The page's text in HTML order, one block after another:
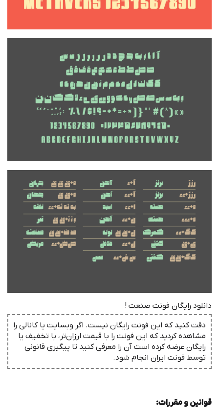
دانلود رایگان فونت صنعت !
دقت کنید که این فونت رایگان نیست. اگر وبسایت یا کانالی را
مشاهده کردید که این فونت را با قیمت ارزان‌تر، با تخفیف یا
رایگان عرضه کرده است آن را معرفی کنید تا پیگیری قانونی
توسط فونت ‌ایران انجام شود.
قوانین و مقررات: